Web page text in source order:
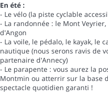
En été :
- Le vélo (la piste cyclable
- La randonnée : le Mont
d'Angon
- La voile, le pédalo, le kayak, le
nautique (nous serons ravis de
partenaire d'Annecy)
- Le parapente : vous aurez la
Montmin ou atterrir sur la base
spectacle quotidien garanti !